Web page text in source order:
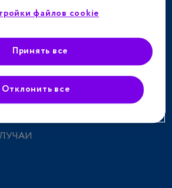
СТАТЬИ
файлов cookie
Отклонить все
Принять все